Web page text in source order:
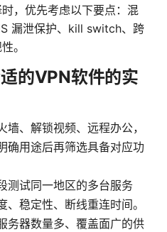
，优先考虑以下要点：混
漏泄保护、kill switch、跨
。
的VPN软件的实
、解锁视频、远程办公，
确用途后再筛选具备对应功
测试同一地区的多台服务
稳定性、断线重连时间。
务器数量多、覆盖面广的供